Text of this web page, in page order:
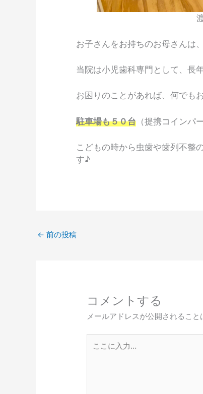
お子さんをお持ちのお母さんは
当院は小児歯科専門として、長
お困りのことがあれば、何でも
駐車場も５０台 （提携コインパ
こどもの時から虫歯や歯列不整
す♪
← 前の投稿
コメントする
メールアドレスが公開されること
こ